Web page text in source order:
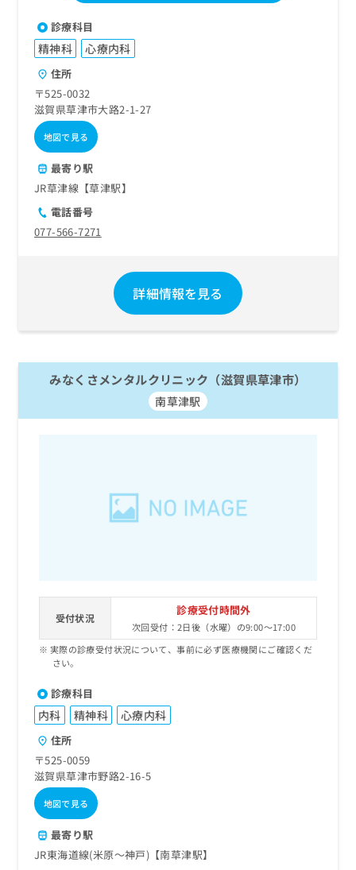
診療科目
精神科 心療内科
住所
〒525-0032
滋賀県草津市大路2-1-27
地図で見る
最寄り駅
JR草津線【草津駅】
電話番号
077-566-7271
詳細情報を見る
みなくさメンタルクリニック（滋賀県草津市）
南草津駅
受付状況
診療受付時間外
次回受付：2日後（水曜）の9:00～17:00
実際の診療受付状況について、事前に必ず医療機関にご確認くだ
さい。
診療科目
内科 精神科 心療内科
住所
〒525-0059
滋賀県草津市野路2-16-5
地図で見る
最寄り駅
JR東海道線(米原～神戸)【南草津駅】